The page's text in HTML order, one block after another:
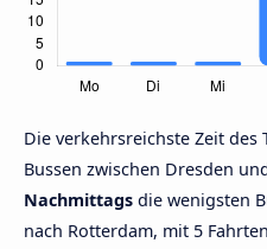
Die verkehrsreichste Zeit des
Bussen zwischen Dresden
Nachmittags die wenigsten
nach Rotterdam, mit 5